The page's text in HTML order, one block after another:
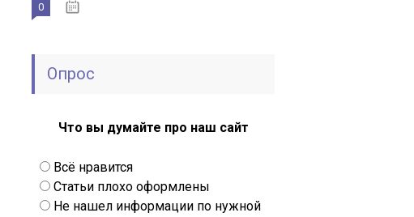
0
Опрос
Что вы думайте про наш сайт
Всё нравится
Статьи плохо оформлены
Не нашел информации по нужной